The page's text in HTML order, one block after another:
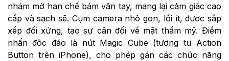
nhám mờ hạn chế bám vân tay, mang lại cảm giác cao
cấp và sạch sẽ. Cụm camera nhỏ gọn, lồi ít, được sắp
xếp đối xứng, tạo sự cân đối về mặt thẩm mỹ. Điểm
nhấn độc đáo là nút Magic Cube (tương tự Action
Button trên iPhone), cho phép gán các chức năng